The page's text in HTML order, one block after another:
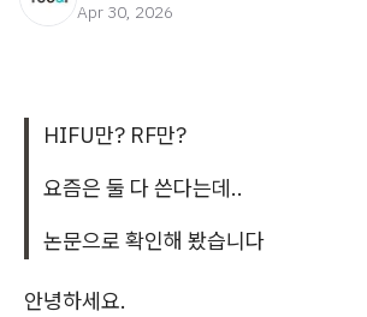
Apr 30, 2026
HIFU만? RF만?
요즘은 둘 다 쓴다는데..
논문으로 확인해 봤습니다
안녕하세요.